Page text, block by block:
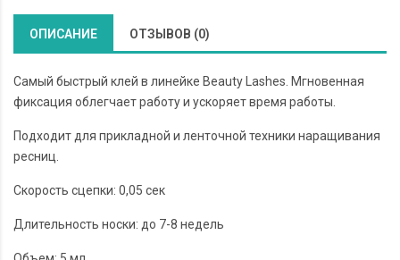
ОПИСАНИЕ ОТЗЫВОВ (0)
Самый быстрый клей в линейке Beauty Lashes. Мгновенная
фиксация облегчает работу и ускоряет время работы.
Подходит для прикладной и ленточной техники наращивания
ресниц.
Скорость сцепки: 0,05 сек
Длительность носки: до 7-8 недель